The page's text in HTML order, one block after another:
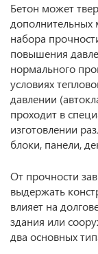
Бетон может
набора
повышения
нормального
условиях
давлении
проходит в
изготовлении
блоки, панели,
От прочности
выдержать
влияет на
здания или
два основных